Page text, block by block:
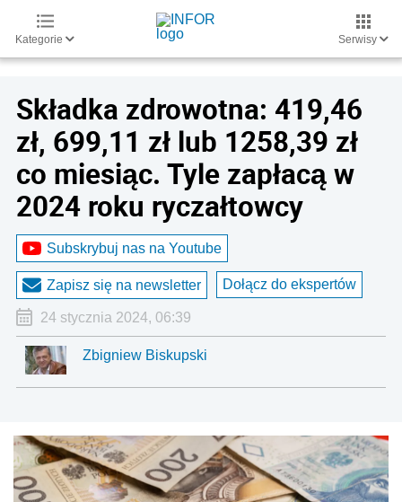
Kategorie Serwisy
Składka zdrowotna: 419,46
zł, 699,11 zł lub 1258,39 zł
co miesiąc. Tyle zapłacą w
2024 roku ryczałtowcy
Subskrybuj nas na Youtube
Zapisz się na newsletter Dołącz do ekspertów
24 stycznia 2024, 06:39
Zbigniew Biskupski